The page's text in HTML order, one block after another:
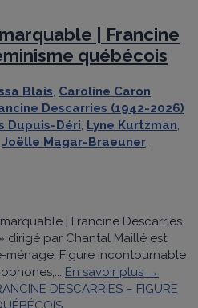
| Francine
québécois
Blais, Caroline Caron,
Descarries (1942-2026)
Dupuis-Déri, Lyne Kurtzman,
Joëlle Magar-Braeuner,
| Francine Descarries
dirigé par Chantal Maillé est
ménage. Figure incontournable
En savoir plus →